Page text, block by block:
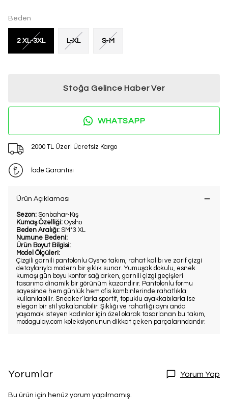
Beden
2 XL-3XL L-XL S-M
Stoğa Gelince Haber Ver
WHATSAPP
2000 TL Üzeri Ücretsiz Kargo
İade Garantisi
Ürün Açıklaması
Sezon: Sonbahar-Kış
Kumaş Özelliği: Oysho
Beden Aralığı: SM*3 XL
Numune Bedeni:
Ürün Boyut Bilgisi:
Model Ölçüleri:
Çizgili garnili pantolonlu Oysho takım, rahat kalıbı ve zarif çizgi
detaylarıyla modern bir şıklık sunar. Yumuşak dokulu, esnek
kumaşı gün boyu konfor sağlarken, garnili çizgi geçişleri
tasarıma dinamik bir görünüm kazandırır. Pantolonlu formu
sayesinde hem günlük hem ofis kombinlerinde rahatlıkla
kullanılabilir. Sneaker’larla sportif, topuklu ayakkabılarla ise
elegan bir stil yakalanabilir. Şıklığı ve rahatlığı aynı anda
yaşamak isteyen kadınlar için özel olarak tasarlanan bu takım,
modagulay.com koleksiyonunun dikkat çeken parçalarındandır.
Yorumlar Yorum Yap
Bu ürün için henüz yorum yapılmamış.